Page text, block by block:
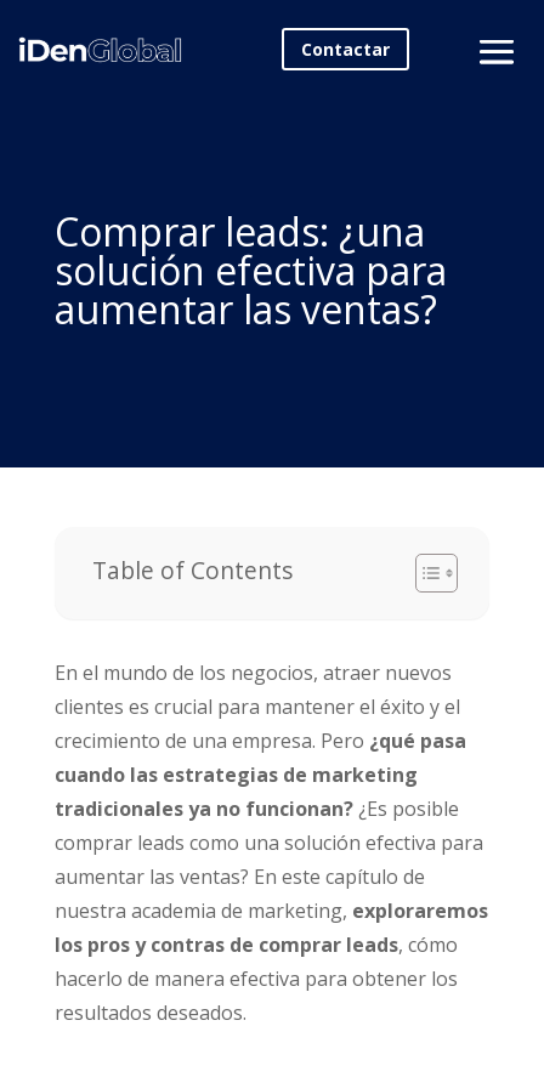
Contactar
Comprar leads: ¿una
solución efectiva para
aumentar las ventas?
Table of Contents
En el mundo de los negocios, atraer nuevos
clientes es crucial para mantener el éxito y el
crecimiento de una empresa. Pero ¿qué pasa
cuando las estrategias de marketing
tradicionales ya no funcionan?¿Es posible
comprar leads como una solución efectiva para
aumentar las ventas? En este capítulo de
nuestra academia de marketing, exploraremos
los pros y contras de comprar leads, cómo
hacerlo de manera efectiva para obtener los
resultados deseados.